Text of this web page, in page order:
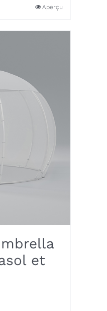
Aperçu
et